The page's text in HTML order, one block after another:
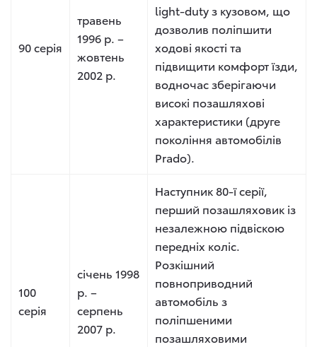
90 серія
травень
1996 р. –
жовтень
2002 р.
light-duty з кузовом, що
дозволив поліпшити
ходові якості та
підвищити комфорт їзди,
водночас зберігаючи
високі позашляхові
характеристики (друге
покоління автомобілів
Prado).
100
серія
січень 1998
р. –
серпень
2007 р.
Наступник 80-ї серії,
перший позашляховик із
незалежною підвіскою
передніх коліс.
Розкішний
повноприводний
автомобіль з
поліпшеними
позашляховими